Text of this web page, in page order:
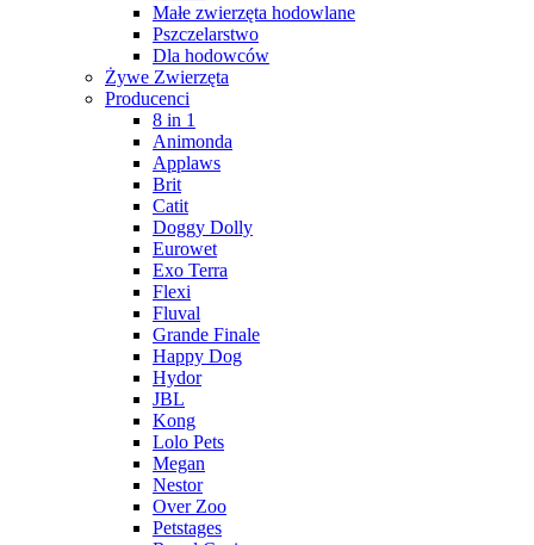
Małe zwierzęta hodowlane
Pszczelarstwo
Dla hodowców
Żywe Zwierzęta
Producenci
8 in 1
Animonda
Applaws
Brit
Catit
Doggy Dolly
Eurowet
Exo Terra
Flexi
Fluval
Grande Finale
Happy Dog
Hydor
JBL
Kong
Lolo Pets
Megan
Nestor
Over Zoo
Petstages